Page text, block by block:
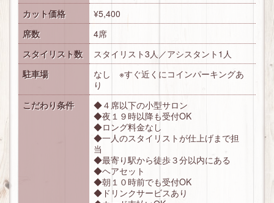
カット価格
¥5,400
席数
4席
スタイリスト数
スタイリスト3人／アシスタント1人
駐車場
なし ※すぐ近くにコインパーキングあ
り
こだわり条件
◆４席以下の小型サロン
◆夜１９時以降も受付OK
◆ロング料金なし
◆一人のスタイリストが仕上げまで担
当
◆最寄り駅から徒歩３分以内にある
◆ヘアセット
◆朝１０時前でも受付OK
◆ドリンクサービスあり